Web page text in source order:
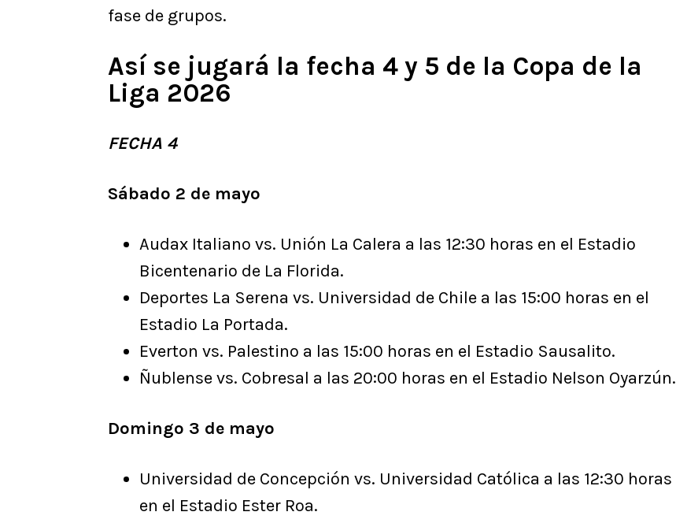
fase de grupos.
Así se jugará la fecha 4 y 5 de la Copa de la
Liga 2026
FECHA 4
Sábado 2 de mayo
Audax Italiano vs. Unión La Calera a las 12:30 horas en el Estadio
Bicentenario de La Florida.
Deportes La Serena vs. Universidad de Chile a las 15:00 horas en el
Estadio La Portada.
Everton vs. Palestino a las 15:00 horas en el Estadio Sausalito.
Ñublense vs. Cobresal a las 20:00 horas en el Estadio Nelson Oyarzún.
Domingo 3 de mayo
Universidad de Concepción vs. Universidad Católica a las 12:30 horas
en el Estadio Ester Roa.